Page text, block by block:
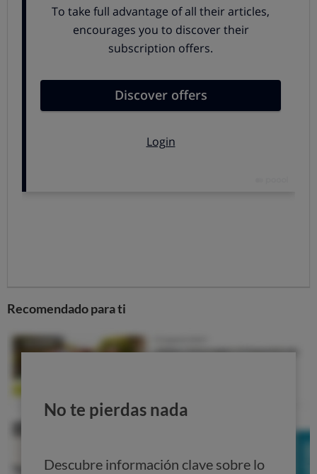
permiten usar el smartphone en esta modalidad.
Siguiente
Recomendado para ti
No te pierdas nada
Descubre información clave sobre lo